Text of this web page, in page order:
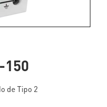
150
de Tipo 2